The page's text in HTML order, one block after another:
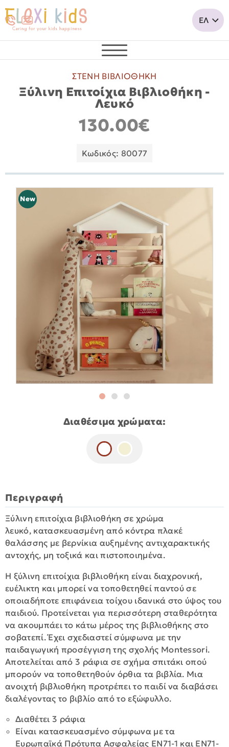
ΣΤΕΝΗ ΒΙΒΛΙΟΘΗΚΗ
Ξύλινη Επιτοίχια Βιβλιοθήκη -
Λευκό
130.00€
Κωδικός: 80077
New
Διαθέσιμα χρώματα:
Περιγραφή
Ξύλινη επιτοίχια βιβλιοθήκη σε χρώμα
λευκό, κατασκευασμένη από κόντρα πλακέ
θαλάσσης με βερνίκια αυξημένης αντιχαρακτικής
αντοχής, μη τοξικά και πιστοποιημένα.
H ξύλινη επιτοίχια βιβλιοθήκη είναι διαχρονική,
ευέλικτη και μπορεί να τοποθετηθεί παντού σε
οποιαδήποτε επιφάνεια τοίχου ιδανικά στο ύψος του
παιδιού. Προτείνεται για περισσότερη σταθερότητα
να ακουμπάει το κάτω μέρος της βιβλιοθήκης στο
σοβατεπί. Έχει σχεδιαστεί σύμφωνα με την
παιδαγωγική προσέγγιση της σχολής Montessori.
Αποτελείται από 3 ράφια σε σχήμα σπιτάκι οπού
μπορούν να τοποθετηθούν όρθια τα βιβλία. Μια
ανοιχτή βιβλιοθήκη προτρέπει το παιδί να διαβάσει
διαλέγοντας το βιβλίο από το εξώφυλλο.
Διαθέτει 3 ράφια
Είναι κατασκευασμένο σύμφωνα με τα
Ευρωπαϊκά Πρότυπα Ασφαλείας ΕΝ71-1 και ΕΝ71-